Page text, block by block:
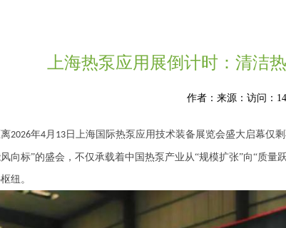
上海热泵应用展倒计时：清洁
作者： 来源： 访问：
2026年4月 13 日上海国际热泵应用技术装备展览会盛大启幕仅
向标”的盛会，不仅承载着中国热泵产业从“规模扩张”向“质
纽。